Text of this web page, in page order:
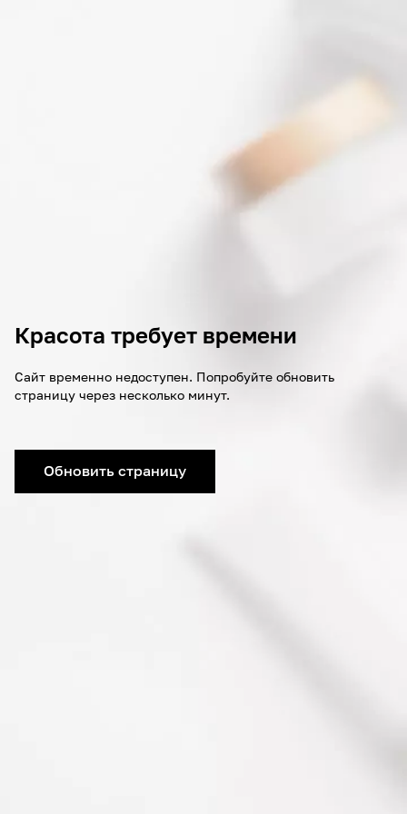
Красота требует времени
Сайт временно недоступен. Попробуйте обновить
страницу через несколько минут.
Обновить страницу